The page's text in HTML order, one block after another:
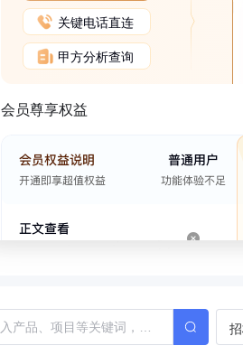
关键电话直连
甲方分析查询
会员尊享权益